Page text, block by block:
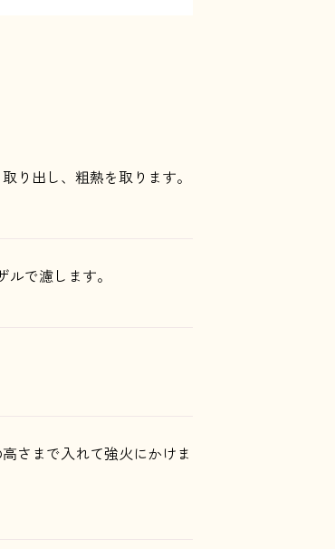
り出し、粗熱を取ります。
で濾します。
さまで入れて強火にかけま